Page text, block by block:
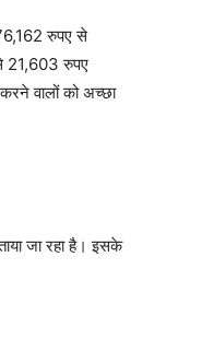
रुपए से
21,603 रुपए
वालों को अच्छा
जा रहा है। इसके